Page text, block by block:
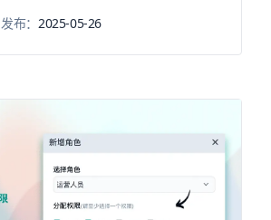
发布：2025-05-26